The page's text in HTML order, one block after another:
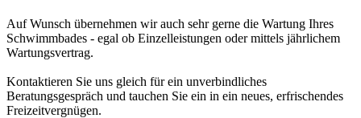
Auf Wunsch übernehmen wir auch sehr gerne die Wartung Ihres
Schwimmbades - egal ob Einzelleistungen oder mittels jährlichem
Wartungsvertrag.
Kontaktieren Sie uns gleich für ein unverbindliches
Beratungsgespräch und tauchen Sie ein in ein neues, erfrischendes
Freizeitvergnügen.